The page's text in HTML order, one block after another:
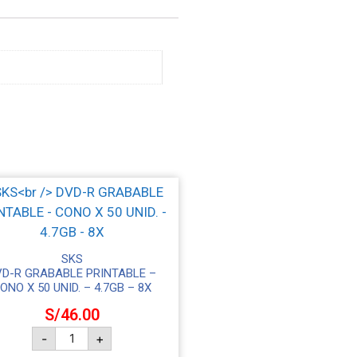
SKS
R GRABABLE PRINTABLE –
X 50 UNID. – 4.7GB – 8X
S/46.00
- +